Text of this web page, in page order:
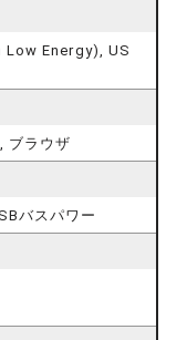
Energy), US
ブラウザ
バスパワー